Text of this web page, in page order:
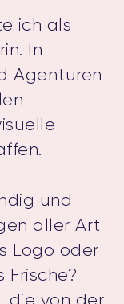
ich als
In
Agenturen
und
aller Art
Logo oder
Frische?
die von der